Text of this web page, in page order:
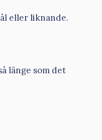
eller liknande.
länge som det